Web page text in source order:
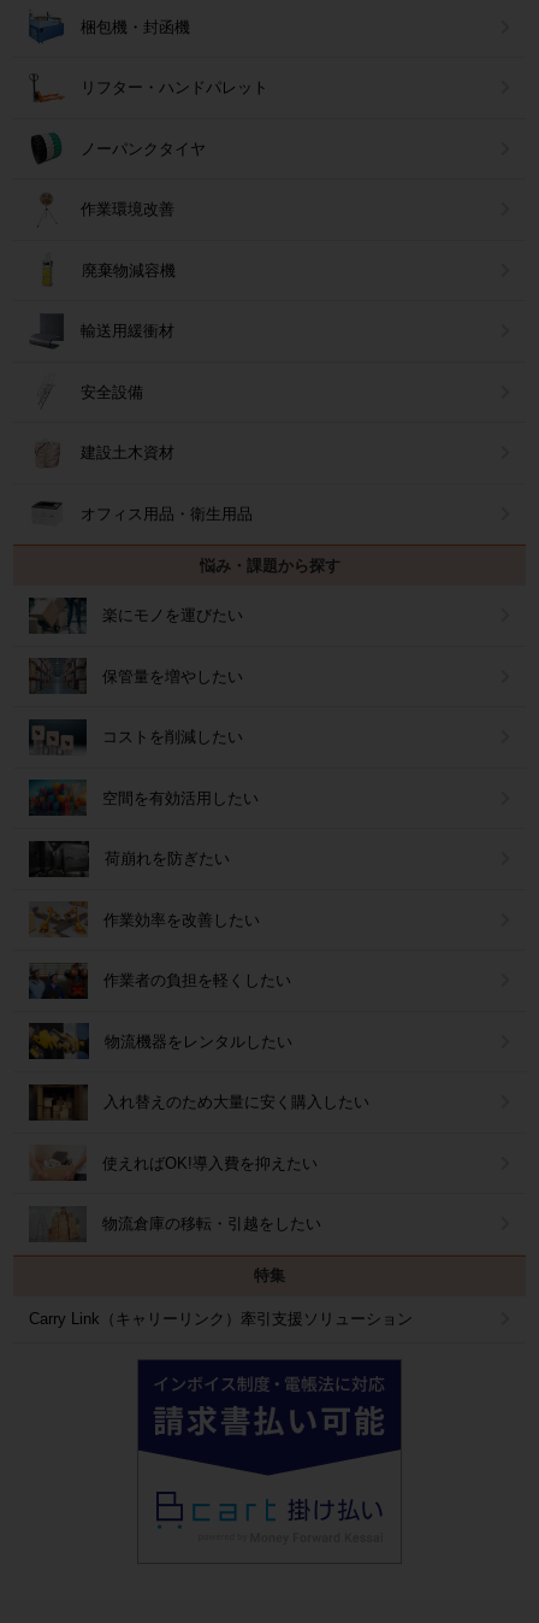
梱包機・封函機
リフター・ハンドパレット
ノーパンクタイヤ
作業環境改善
廃棄物減容機
輸送用緩衝材
安全設備
建設土木資材
オフィス用品・衛生用品
悩み・課題から探す
楽にモノを運びたい
保管量を増やしたい
コストを削減したい
空間を有効活用したい
荷崩れを防ぎたい
作業効率を改善したい
作業者の負担を軽くしたい
物流機器をレンタルしたい
入れ替えのため大量に安く購入したい
使えればOK!導入費を抑えたい
物流倉庫の移転・引越をしたい
特集
Carry Link（キャリーリンク）牽引支援ソリューション